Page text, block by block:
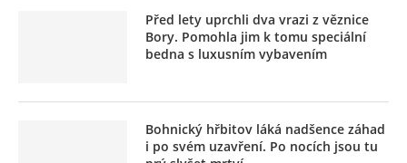
Před lety uprchli dva vrazi z věznice
Bory. Pomohla jim k tomu speciální
bedna s luxusním vybavením
Bohnický hřbitov láká nadšence záhad
i po svém uzavření. Po nocích jsou tu